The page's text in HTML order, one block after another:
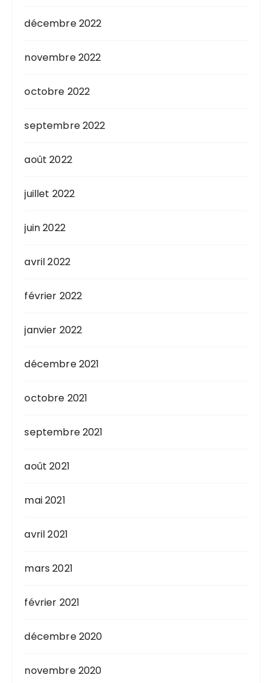
décembre 2022
novembre 2022
octobre 2022
septembre 2022
août 2022
juillet 2022
juin 2022
avril 2022
février 2022
janvier 2022
décembre 2021
octobre 2021
septembre 2021
août 2021
mai 2021
avril 2021
mars 2021
février 2021
décembre 2020
novembre 2020